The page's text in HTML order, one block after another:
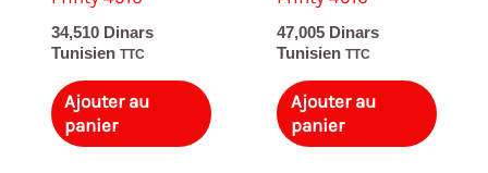
34,510 Dinars
Tunisien TTC
Ajouter au
panier
47,005 Dinars
Tunisien TTC
Ajouter au
panier